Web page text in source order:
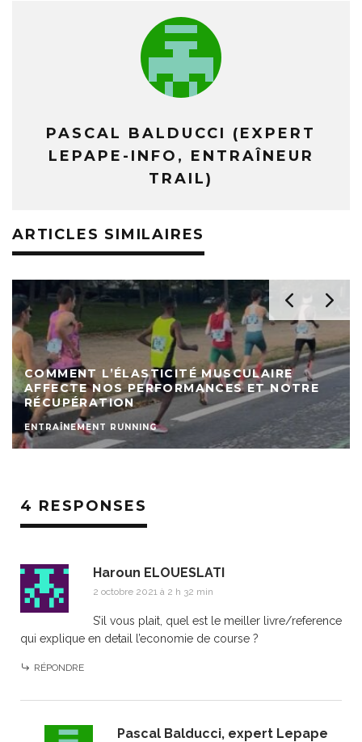
PASCAL BALDUCCI (EXPERT
LEPAPE-INFO, ENTRAÎNEUR
TRAIL)
ARTICLES SIMILAIRES
COMMENT L’ÉLASTICITÉ MUSCULAIRE
AFFECTE NOS PERFORMANCES ET NOTRE
RÉCUPÉRATION
ENTRAÎNEMENT RUNNING
4 RESPONSES
Haroun ELOUESLATI
2 octobre 2021 à 2 h 32 min
S’il vous plait, quel est le meiller livre/reference
qui explique en detail l’economie de course ?
RÉPONDRE
Pascal Balducci, expert Lepape